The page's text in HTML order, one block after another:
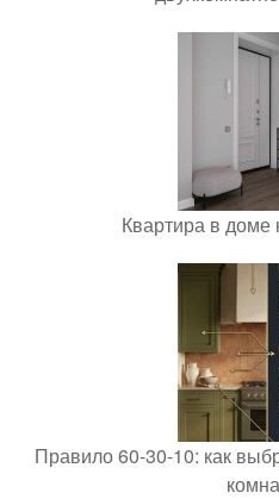
Квартира в доме
Правило 60-30-10: как